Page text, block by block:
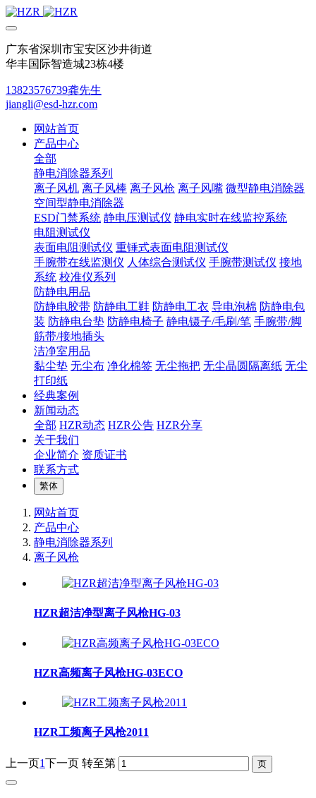
广东省深圳市宝安区沙井街道
华丰国际智造城23栋4楼
13823576739龚先生
jiangli@esd-hzr.com
网站首页
产品中心
全部
静电消除器系列
离子风机 离子风棒 离子风枪 离子风嘴 微型静电消除器
空间型静电消除器
ESD门禁系统 静电压测试仪 静电实时在线监控系统
电阻测试仪
表面电阻测试仪 重锤式表面电阻测试仪
手腕带在线监测仪 人体综合测试仪 手腕带测试仪 接地
系统 校准仪系列
防静电用品
防静电胶带 防静电工鞋 防静电工衣 导电泡棉 防静电包
装 防静电台垫 防静电椅子 静电镊子/毛刷/笔 手腕带/脚
筋带/接地插头
洁净室用品
黏尘垫 无尘布 净化棉签 无尘拖把 无尘晶圆隔离纸 无尘
打印纸
经典案例
新闻动态
全部 HZR动态 HZR公告 HZR分享
关于我们
企业简介 资质证书
联系方式
繁体
网站首页
产品中心
静电消除器系列
离子风枪
HZR超洁净型离子风枪HG-03
HZR高频离子风枪HG-03ECO
HZR工频离子风枪2011
上一页1下一页 转至第